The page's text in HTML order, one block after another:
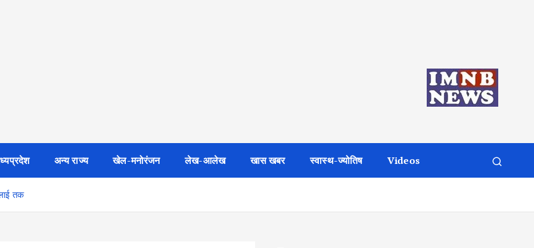
अन्य राज्य खेल-मनोरंजन लेख-आलेख खास खबर स्वास्थ-ज्योतिष Videos
तक